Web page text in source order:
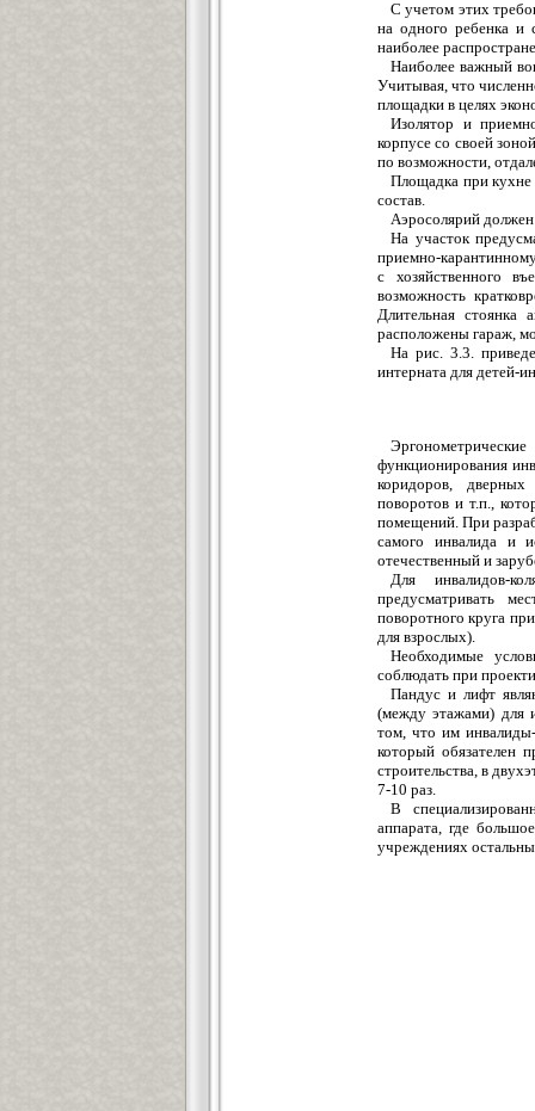
С учетом этих
на одного ребенка и
наиболее
Наиболее важный
Учитывая, что
площадки в целях
Изолятор и
корпусе со своей
по возможности,
Площадка при кухне
состав.
Аэросолярий
На участок
приемно-
с хозяйственного
возможность
Длительная стоянка
расположены гараж,
На рис. 3.3.
интерната для детей-
функционирования
коридоров,
поворотов и т.п.,
помещений. При
самого инвалида и
отечественный и
Для инвалидов-
предусматривать
поворотного круга
для взрослых).
Необходимые
соблюдать при
Пандус и лифт
(между этажами) для
том, что им инвалиды-
который обязателен
строительства, в
7-10 раз.
В
аппарата, где
учреждениях